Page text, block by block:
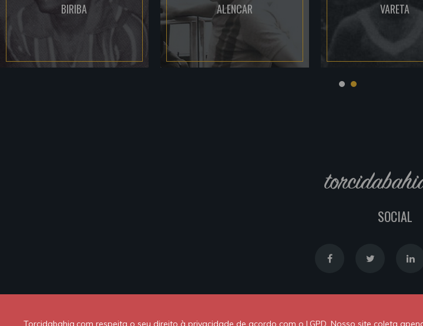
BIRIBA ALENCAR VARETA
SOCIAL
Torcidabahia.com respeita o seu direito à privacidade de acordo com o LGPD. Nosso site coleta